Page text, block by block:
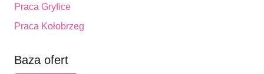
Praca Gryfice
Praca Kołobrzeg
Baza ofert